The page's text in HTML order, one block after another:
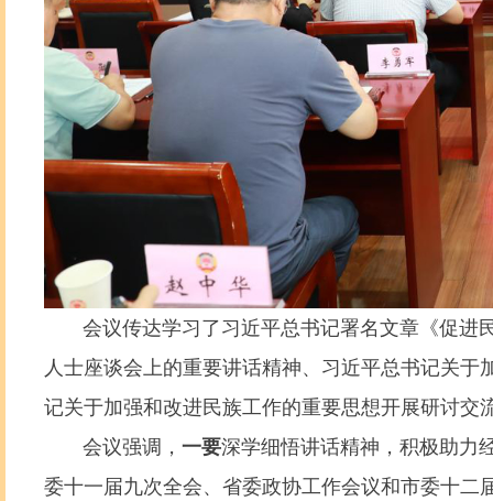
会议传达学习了习近平总书记署名文章《促进
人士座谈会上的重要讲话精神、习近平总书记关
记关于加强和改进民族工作的重要思想开展研讨交
会议强调， 一要深学细悟讲话精神，积极助力
委十一届九次全会、省委政协工作会议和市委十